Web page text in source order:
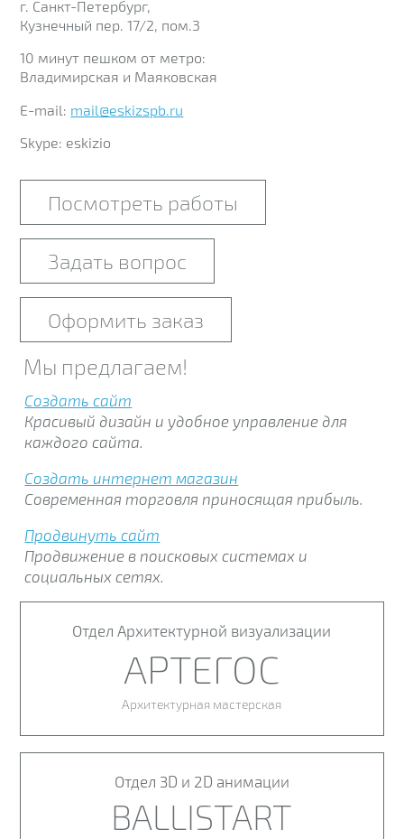
г. Санкт-Петербург,
Кузнечный пер. 17/2, пом.3
10 минут пешком от метро:
Владимирская и Маяковская
E-mail: mail@eskizspb.ru
Skype: eskizio
Посмотреть работы
Задать вопрос
Оформить заказ
Мы предлагаем!
Создать сайт
Красивый дизайн и удобное управление для
каждого сайта.
Создать интернет магазин
Современная торговля приносящая прибыль.
Продвинуть сайт
Продвижение в поисковых системах и
социальных сетях.
Отдел Архитектурной визуализации
АРТЕГОС
Архитектурная мастерская
Отдел 3D и 2D анимации
BALLISTART